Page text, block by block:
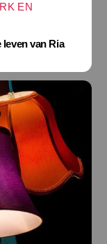
EN
van Ria